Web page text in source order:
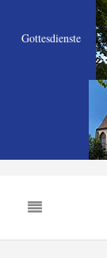
Gottesdienste